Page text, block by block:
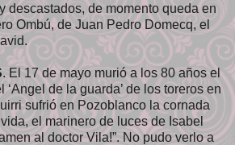
descastados, de momento queda en
Ombú, de Juan Pedro Domecq, el
. El 17 de mayo murió a los 80 años el
de la guarda’ de los toreros en
sufrió en Pozoblanco la cornada
el marinero de luces de Isabel
al doctor Vila!”. No pudo verlo a